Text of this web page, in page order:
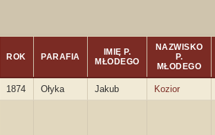
ROK PARAFIA
IMIĘ P.
MŁODEGO
NAZWISKO
P.
MŁODEGO
1874 Ołyka Jakub Kozior